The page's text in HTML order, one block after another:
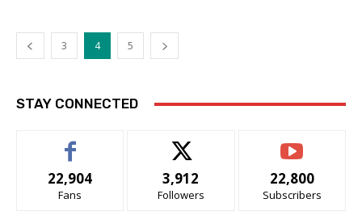
3 4 5
STAY CONNECTED
22,904
Fans
3,912
Followers
22,800
Subscribers